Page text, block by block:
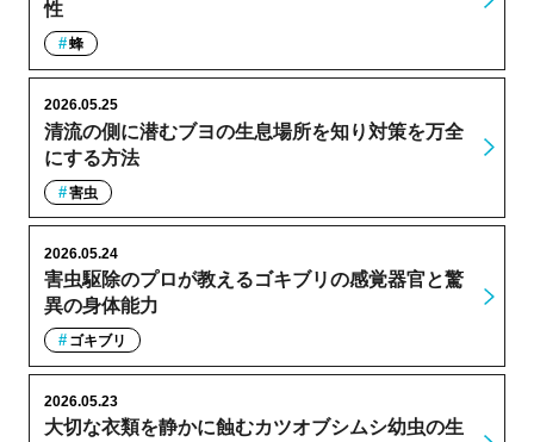
性
蜂
清流の側に潜むブヨの生息場所を知り対策を万全
にする方法
2026.05.25
害虫
害虫駆除のプロが教えるゴキブリの感覚器官と驚
異の身体能力
2026.05.24
ゴキブリ
大切な衣類を静かに蝕むカツオブシムシ幼虫の生
2026.05.23